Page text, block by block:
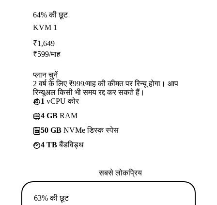
64% की छूट
KVM 1
₹1,649
₹599/माह
प्लान चुनें
2 वर्ष के लिए ₹999/माह की कीमत पर रिन्यू होगा। आप
रिन्यूअल किसी भी समय रद्द कर सकते हैं।
1 vCPU कोर
4 GB RAM
50 GB NVMe डिस्क स्पेस
4 TBबैंडविड्थ
सबसे लोकप्रिय
63% की छूट